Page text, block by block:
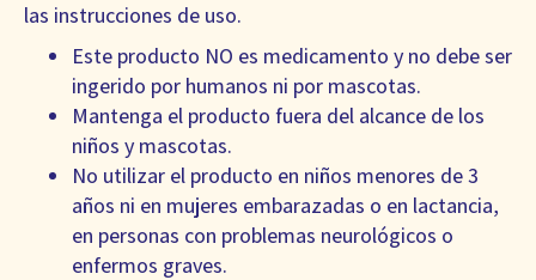
las instrucciones de uso.
Este producto NO es medicamento y no debe ser
ingerido por humanos ni por mascotas.
Mantenga el producto fuera del alcance de los
niños y mascotas.
No utilizar el producto en niños menores de 3
años ni en mujeres embarazadas o en lactancia,
en personas con problemas neurológicos o
enfermos graves.